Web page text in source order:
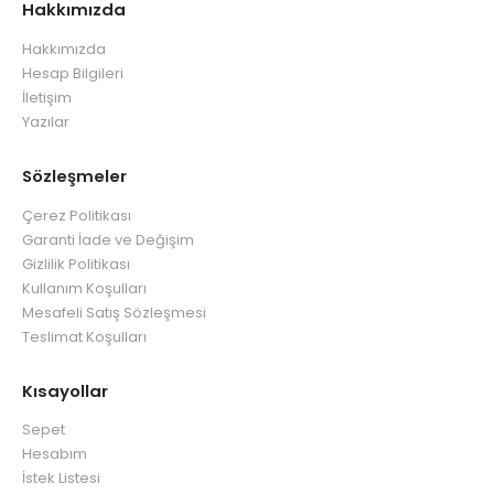
Hakkımızda
Hakkımızda
Hesap Bilgileri
İletişim
Yazılar
Sözleşmeler
Çerez Politikası
Garanti İade ve Değişim
Gizlilik Politikası
Kullanım Koşulları
Mesafeli Satış Sözleşmesi
Teslimat Koşulları
Kısayollar
Sepet
Hesabım
İstek Listesi